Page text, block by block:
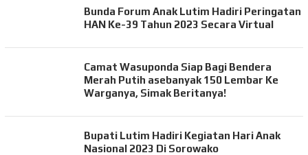
Bunda Forum Anak Lutim Hadiri Peringatan
HAN Ke-39 Tahun 2023 Secara Virtual
Camat Wasuponda Siap Bagi Bendera
Merah Putih asebanyak 150 Lembar Ke
Warganya, Simak Beritanya!
Bupati Lutim Hadiri Kegiatan Hari Anak
Nasional 2023 Di Sorowako